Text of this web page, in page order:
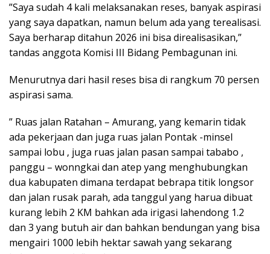
”Saya sudah 4 kali melaksanakan reses, banyak aspirasi
yang saya dapatkan, namun belum ada yang terealisasi.
Saya berharap ditahun 2026 ini bisa direalisasikan,”
tandas anggota Komisi III Bidang Pembagunan ini.
Menurutnya dari hasil reses bisa di rangkum 70 persen
aspirasi sama.
” Ruas jalan Ratahan – Amurang, yang kemarin tidak
ada pekerjaan dan juga ruas jalan Pontak -minsel
sampai lobu , juga ruas jalan pasan sampai tababo ,
panggu – wonngkai dan atep yang menghubungkan
dua kabupaten dimana terdapat bebrapa titik longsor
dan jalan rusak parah, ada tanggul yang harua dibuat
kurang lebih 2 KM bahkan ada irigasi lahendong 1.2
dan 3 yang butuh air dan bahkan bendungan yang bisa
mengairi 1000 lebih hektar sawah yang sekarang